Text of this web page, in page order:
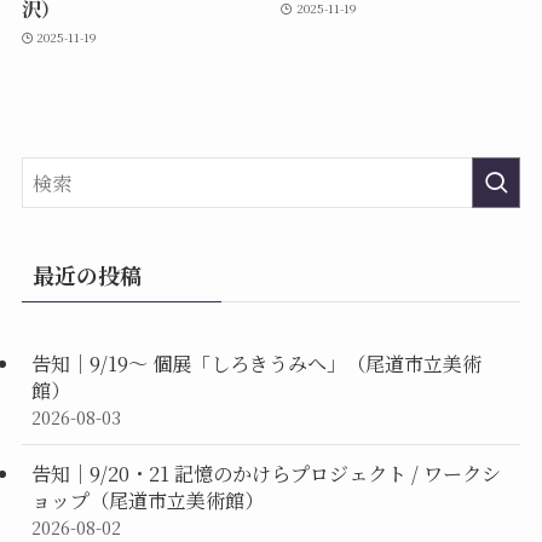
沢）
2025-11-19
2025-11-19
最近の投稿
告知｜9/19〜 個展「しろきうみへ」（尾道市立美術
館）
2026-08-03
告知｜9/20・21 記憶のかけらプロジェクト / ワークシ
ョップ（尾道市立美術館）
2026-08-02